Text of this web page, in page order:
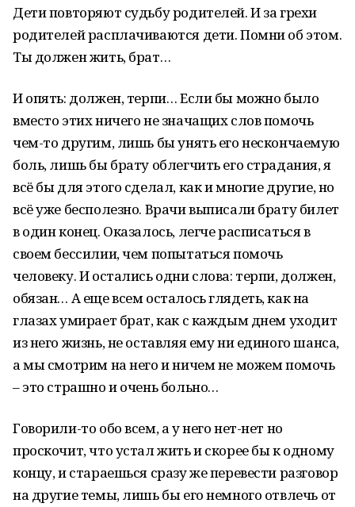
Дети повторяют судьбу родителей. И за грехи
родителей расплачиваются дети. Помни об этом.
Ты должен жить, брат…
И опять: должен, терпи… Если бы можно было
вместо этих ничего не значащих слов помочь
чем-то другим, лишь бы унять его нескончаемую
боль, лишь бы брату облегчить его страдания, я
всё бы для этого сделал, как и многие другие, но
всё уже бесполезно. Врачи выписали брату билет
в один конец. Оказалось, легче расписаться в
своем бессилии, чем попытаться помочь
человеку. И остались одни слова: терпи, должен,
обязан… А еще всем осталось глядеть, как на
глазах умирает брат, как с каждым днем уходит
из него жизнь, не оставляя ему ни единого шанса,
а мы смотрим на него и ничем не можем помочь
– это страшно и очень больно…
Говорили-то обо всем, а у него нет-нет но
проскочит, что устал жить и скорее бы к одному
концу, и стараешься сразу же перевести разговор
на другие темы, лишь бы его немного отвлечь от